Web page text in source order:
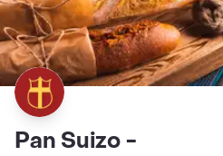
Pan Suizo -